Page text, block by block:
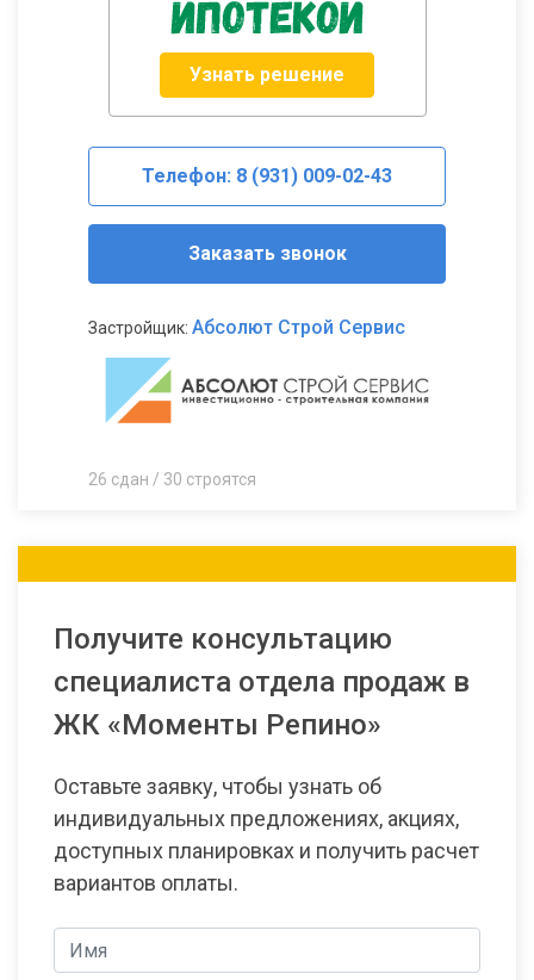
Узнать решение
Телефон: 8 (931) 009-02-43
Заказать звонок
Застройщик: Абсолют Строй Сервис
26 сдан / 30 строятся
Получите консультацию
специалиста отдела продаж в
ЖК «Моменты Репино»
Оставьте заявку, чтобы узнать об
индивидуальных предложениях, акциях,
доступных планировках и получить расчет
вариантов оплаты.